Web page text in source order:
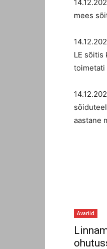
mees
LE sõitis
toimetati
aastane
Avariid